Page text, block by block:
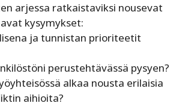
arjessa ratkaistaviksi nousevat
kysymykset:
ja tunnistan prioriteetit
perustehtävässä pysyen?
alkaa nousta erilaisia
aihioita?